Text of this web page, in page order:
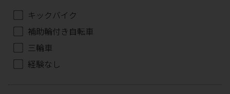
キックバイク
補助輪付き自転車
三輪車
経験なし